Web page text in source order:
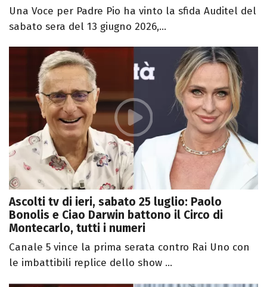
Una Voce per Padre Pio ha vinto la sfida Auditel del
sabato sera del 13 giugno 2026,...
Ascolti tv di ieri, sabato 25 luglio: Paolo
Bonolis e Ciao Darwin battono il Circo di
Montecarlo, tutti i numeri
Canale 5 vince la prima serata contro Rai Uno con
le imbattibili replice dello show ...